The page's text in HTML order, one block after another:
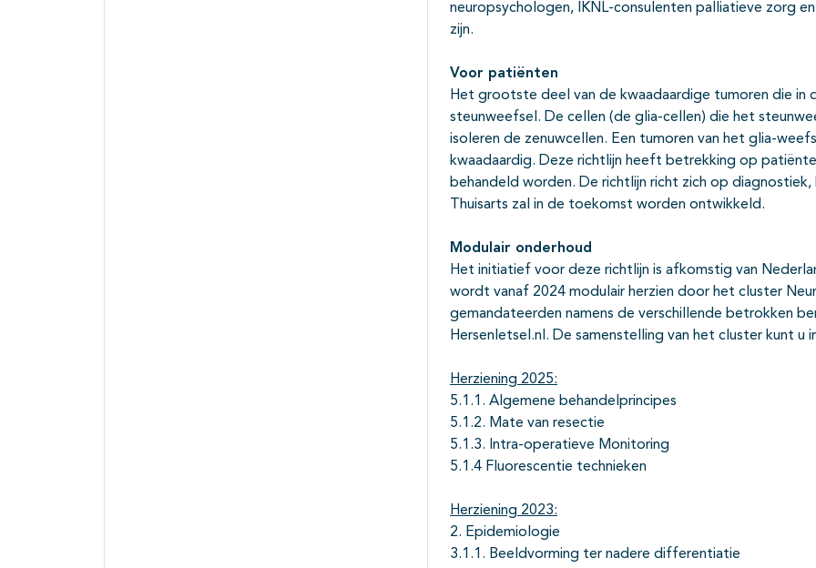
neuropsychologen, IKNL-consulenten palliatieve zorg
zijn.
Voor patiënten
Het grootste deel van de kwaadaardige tumoren die in
steunweefsel. De cellen (de glia-cellen) die het
isoleren de zenuwcellen. Een tumoren van het glia-
kwaadaardig. Deze richtlijn heeft betrekking op
behandeld worden. De richtlijn richt zich op
Thuisarts zal in de toekomst worden ontwikkeld.
Modulair onderhoud
Het initiatief voor deze richtlijn is afkomstig van
wordt vanaf 2024 modulair herzien door het cluster
gemandateerden namens de verschillende betrokken
Hersenletsel.nl. De samenstelling van het cluster kunt
Herziening 2025:
5.1.1. Algemene behandelprincipes
5.1.2. Mate van resectie
5.1.3. Intra-operatieve Monitoring
5.1.4 Fluorescentie technieken
Herziening 2023:
2. Epidemiologie
3.1.1. Beeldvorming ter nadere differentiatie